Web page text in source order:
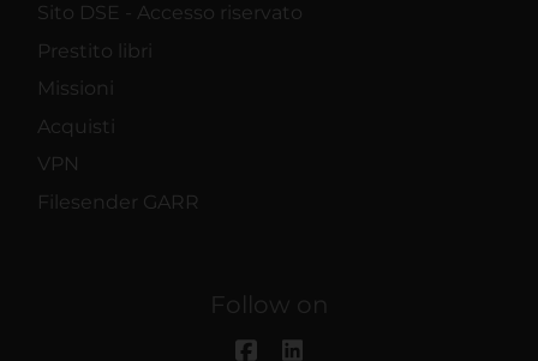
Sito DSE - Accesso riservato
Prestito libri
Missioni
Acquisti
VPN
Filesender GARR
Follow on